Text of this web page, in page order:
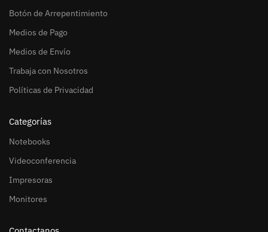
Botón de Arrepentimiento
Medios de Pago
Medios de Envío
Trabaja con Nosotros
Políticas de Privacidad
Categorías
Notebooks
Videoconferencia
Impresoras
Monitores